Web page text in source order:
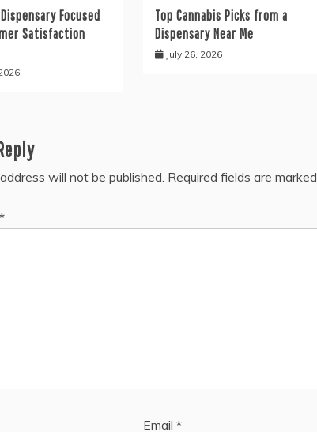
Focused
Satisfaction
Top Cannabis Picks from a
Dispensary Near Me
July 26, 2026
will not be published. Required fields are marked
*
Email*